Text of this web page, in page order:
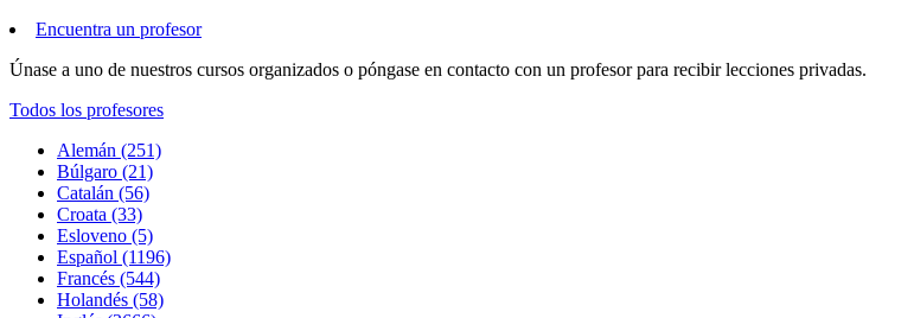
Encuentra un profesor
Únase a uno de nuestros cursos organizados o póngase en contacto con un profesor para recibir lecciones privadas.
Todos los profesores
Alemán (251)
Búlgaro (21)
Catalán (56)
Croata (33)
Esloveno (5)
Español (1196)
Francés (544)
Holandés (58)